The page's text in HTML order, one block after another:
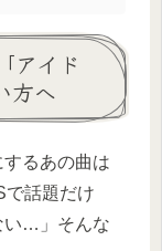
アイド
方へ
るあの曲は
で話題だけ
い…」そんな